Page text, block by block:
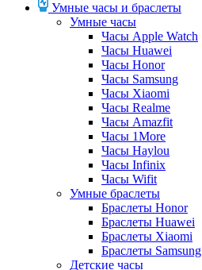
Умные часы и браслеты
Умные часы
Часы Apple Watch
Часы Huawei
Часы Honor
Часы Samsung
Часы Xiaomi
Часы Realme
Часы Amazfit
Часы 1More
Часы Haylou
Часы Infinix
Часы Wifit
Умные браслеты
Браслеты Honor
Браслеты Huawei
Браслеты Xiaomi
Браслеты Samsung
Детские часы